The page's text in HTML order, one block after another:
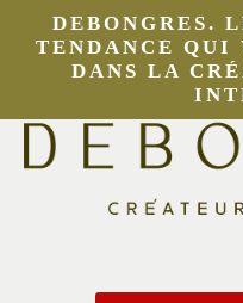
DEBONGRES.
TENDANCE QUI
DANS LA